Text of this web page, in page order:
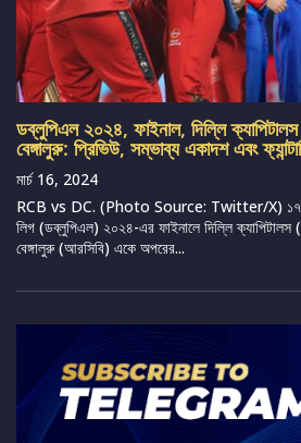
ডব্লুপিএল ২০২৪, ফাইনাল, দিল্লি ক্যাপিটালস
বেঙ্গালুরু: প্রিভিউ, সম্ভাব্য একাদশ এবং
মার্চ 16, 2024
RCB vs DC. (Photo Source: Twitter/X) ১৭ই
লিগ (ডব্লুপিএল) ২০২৪-এর ফাইনালে দিল্লি ক্যাপিটালস
বেঙ্গালুরু (আরসিবি) একে অপরের...